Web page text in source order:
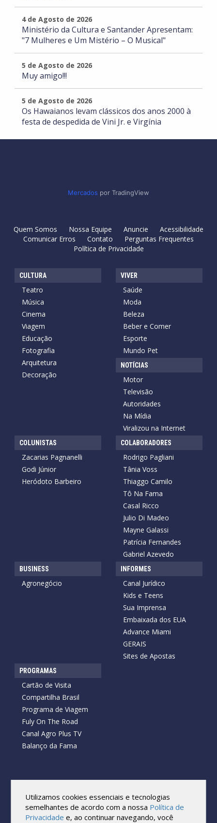
4 de Agosto de 2026
Ministério da Cultura e Santander Apresentam:
"7 Mulheres e Um Mistério – O Musical"
5 de Agosto de 2026
Muy amigo!!!
5 de Agosto de 2026
Os Hawaianos levam clássicos dos anos 2000 à
festa de despedida de Vini Jr. e Virgínia
Mercados por TradingView
Quem Somos Nossa Equipe Anuncie
Acessibilidade
Comunicar Erros
Contato
Perguntas Frequentes
Política de Privacidade
CULTURA
Teatro
Música
Cinema
Viagem
Educação
Fotografia
Arquitetura
Decoração
VIVER
Saúde
Moda
Beleza
Beber e Comer
Esporte
Mundo Pet
NOTÍCIAS
Motor
Televisão
Autoridades
Na Mídia
Viralizou na Internet
COLUNISTAS
Zacarias Pagnanelli
Godi Júnior
Heródoto Barbeiro
COLABORADORES
Rodrigo Pagliani
Tânia Voss
Thiaggo Camilo
Tô Na Fama
Casal Ricco
Julio Di Madeo
Mayne Galassi
Patrícia Fernandes
Gabriel Azevedo
BUSINESS
Agronegócio
INFORMES
Canal Jurídico
Kids e Teens
Sua Imprensa
Embaixada dos EUA
Advance Miami
GERAIS
Sites de Apostas
PROGRAMAS
Cartão de Visita
Compartilha Brasil
Programa de Viagem
Fuly On The Road
Canal Agro Plus TV
Balanço da Fama
Todos os direitos reservados.
Reprodução no todo ou em parte sob qualquer forma ou meio,
sem expressa autorização por escrito do Cartão de Visita, é
proibida.
Utilizamos cookies essenciais e tecnologias
semelhantes de acordo com a nossa Política de
Privacidade e, ao continuar navegando, você